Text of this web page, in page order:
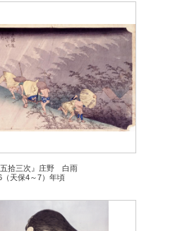
五拾三次』庄野 白雨
（天保4～7）年頃